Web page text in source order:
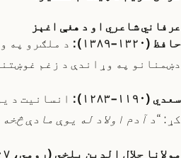
عرفاني شاعري او د هغې اغېز
حافظ (۱۳۲۰-۱۳۸۹):
د ملګرو په
دښمنانو په وړاندې د زغم
سعدي (۱۱۹۰-۱۲۸۳):
انسانیت د
کړ: “د آدم اولاد له یوې مادې
مولانا جلال الدین بلخي (رومي، ۱۲۰۷-۱۲۷۳):